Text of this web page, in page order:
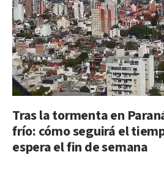
Tras la tormenta en
frío: cómo seguirá el
espera el fin de semana